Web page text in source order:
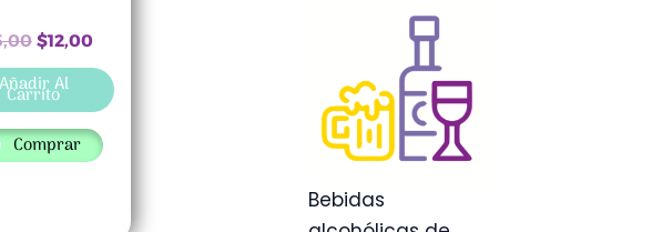
$12,00
Añadir Al
Carrito
Comprar
Bebidas